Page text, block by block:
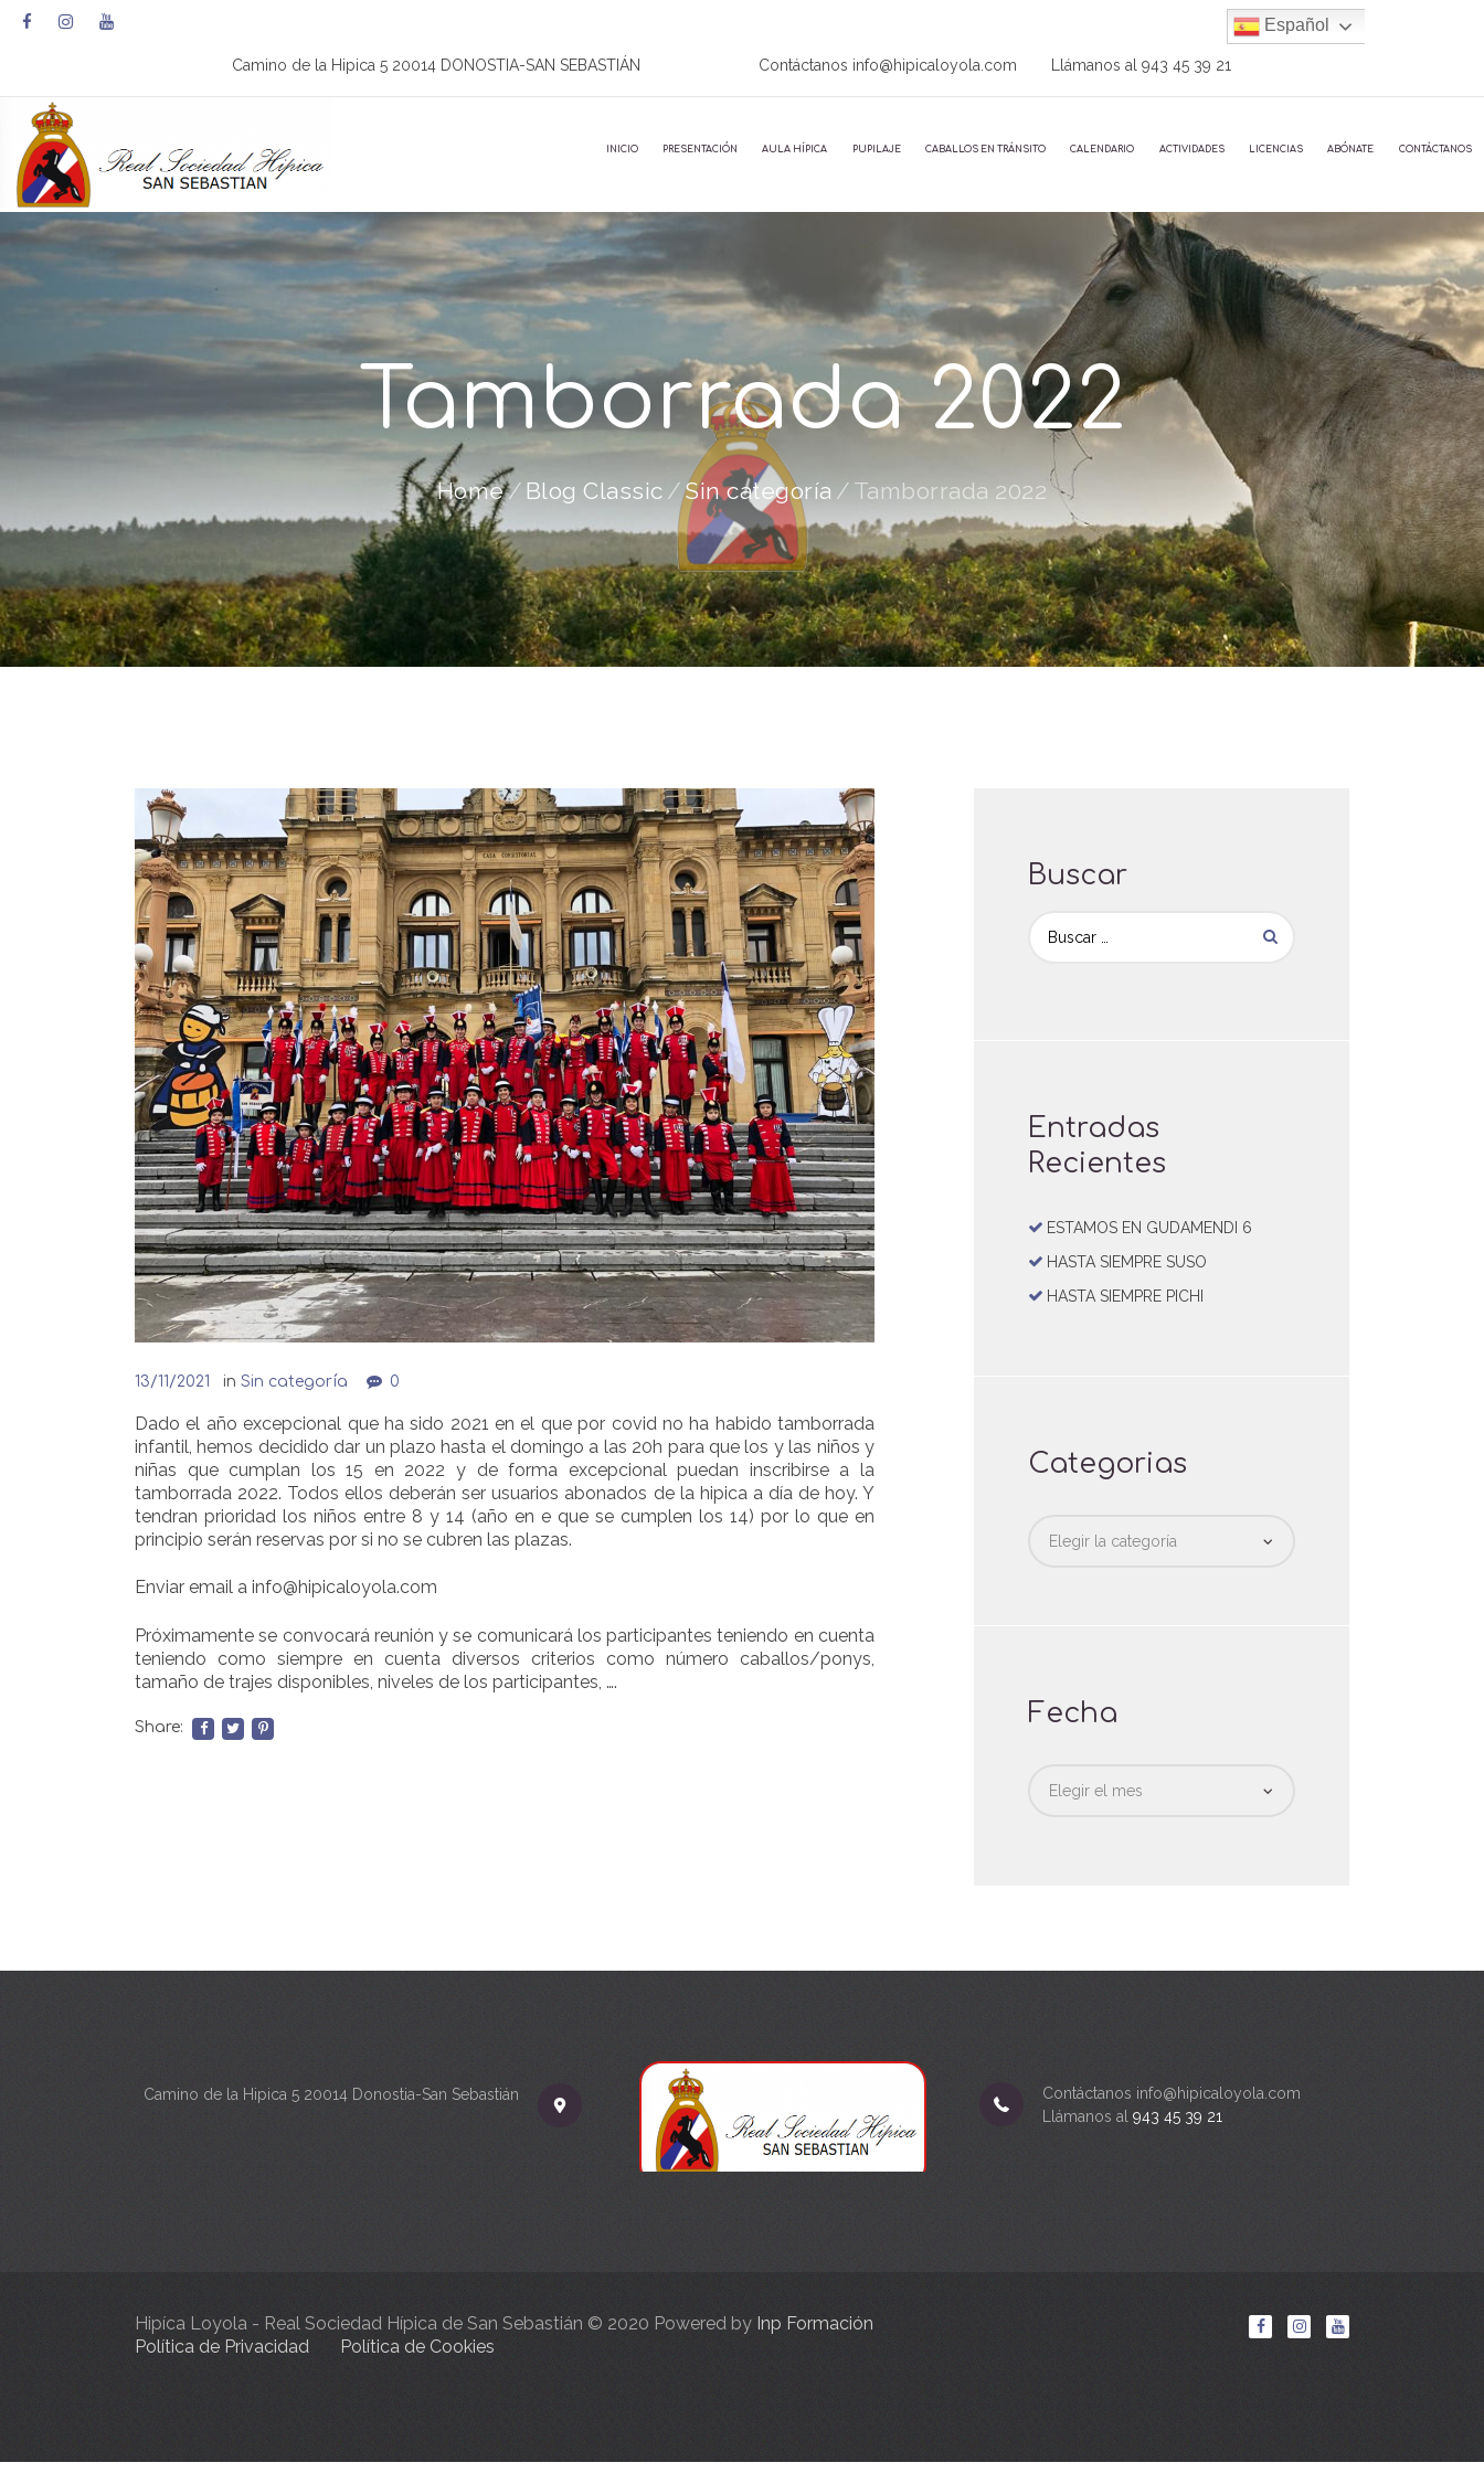
Camino de la Hipica 5 20014 DONOSTIA-SAN SEBASTIÁN Contáctanos info@hipicaloyola.com Llámanos al943 45 39 21
INICIO PRESENTACIÓN AULA HÍPICA PUPILAJE CABALLOS EN TRÁNSITO CALENDARIO ACTIVIDADES LICENCIAS ABÓNATE CONTÁCTANOS
Tamborrada 2022
Home Blog Classic Sin categoría Tamborrada 2022
13/11/2021 inSin categoría 0
Dado el año excepcional que ha sido 2021 en el que por covid no ha habido tamborrada
infantil, hemos decidido dar un plazo hasta el domingo a las 20h para que los y las niños y
niñas que cumplan los 15 en 2022 y de forma excepcional puedan inscribirse a la
tamborrada 2022. Todos ellos deberán ser usuarios abonados de la hipica a día de hoy. Y
tendran prioridad los niños entre 8 y 14 (año en e que se cumplen los 14) por lo que en
principio serán reservas por si no se cubren las plazas.
Enviar email a info@hipicaloyola.com
Próximamente se convocará reunión y se comunicará los participantes teniendo en cuenta
teniendo como siempre en cuenta diversos criterios como número caballos/ponys,
tamaño de trajes disponibles, niveles de los participantes, ….
Share:
Buscar
Entradas
Recientes
ESTAMOS EN GUDAMENDI 6
HASTA SIEMPRE SUSO
HASTA SIEMPRE PICHI
Categorias
Fecha
Camino de la Hipica 5 20014 Donostia-San Sebastián
Contáctanos info@hipicaloyola.com
Llámanos al 943 45 39 21
Hipíca Loyola - Real Sociedad Hípica de San Sebastián © 2020 Powered by Inp Formación
Política de Privacidad
Política de Cookies
Español